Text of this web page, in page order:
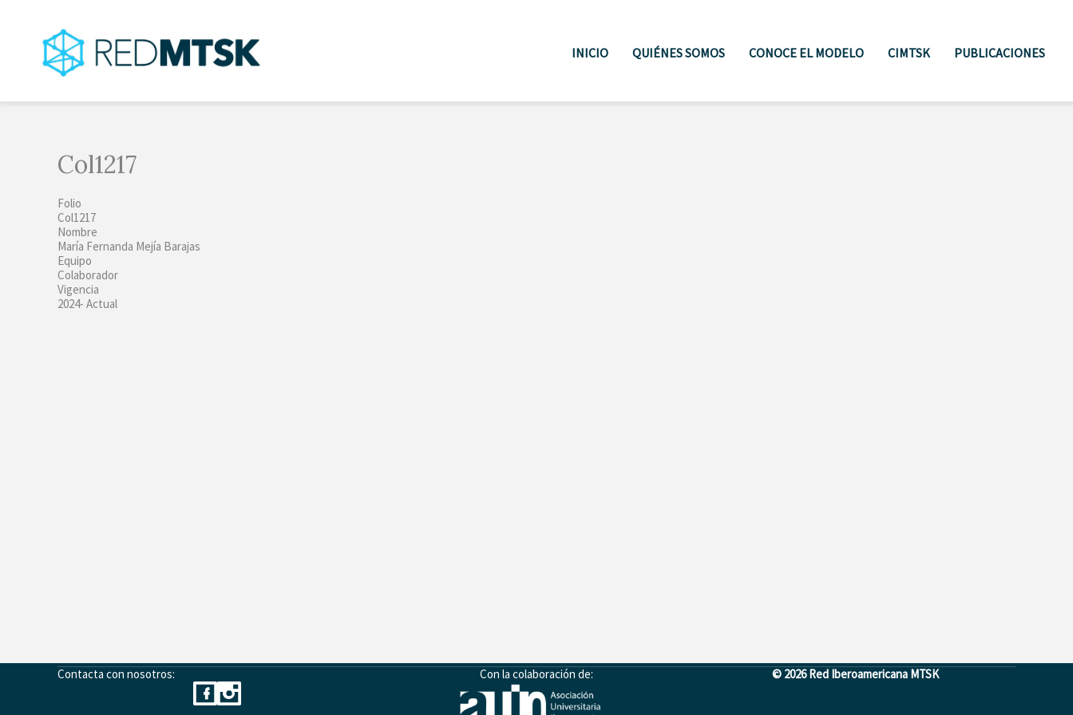
contenido
INICIO QUIÉNES SOMOS CONOCE EL MODELO CIMTSK PUBLICACIONES
Col1217
Folio
Col1217
Nombre
María Fernanda Mejía Barajas
Equipo
Colaborador
Vigencia
2024- Actual
Contacta con nosotros: Con la colaboración de: © 2026 Red Iberoamericana MTSK